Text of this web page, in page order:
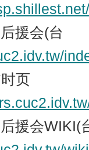
援会(台
页
援会WIKI(